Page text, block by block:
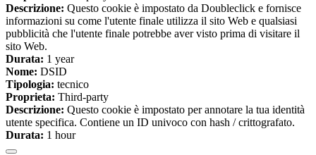
Descrizione: Questo cookie è impostato da Doubleclick e fornisce
informazioni su come l'utente finale utilizza il sito Web e qualsiasi
pubblicità che l'utente finale potrebbe aver visto prima di visitare il
sito Web.
Durata: 1 year
Nome: DSID
Tipologia: tecnico
Proprieta: Third-party
Descrizione: Questo cookie è impostato per annotare la tua identità
utente specifica. Contiene un ID univoco con hash / crittografato.
Durata: 1 hour